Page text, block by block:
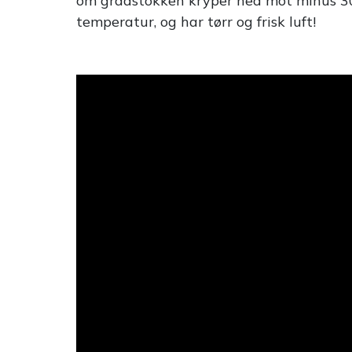
temperatur, og har tørr og frisk luft!